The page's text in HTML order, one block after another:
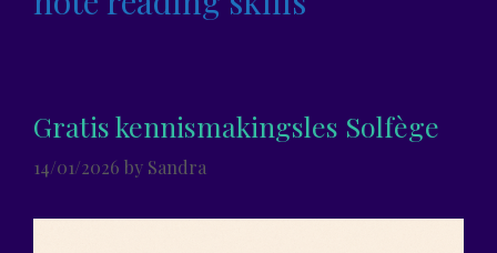
Gratis kennismakingsles Solfège
14/01/2026 by Sandra